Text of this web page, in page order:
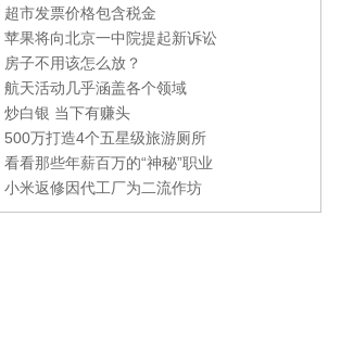
超市发票价格包含税金
苹果将向北京一中院提起新诉讼
房子不用该怎么放？
航天活动几乎涵盖各个领域
炒白银 当下有赚头
500万打造4个五星级旅游厕所
看看那些年薪百万的“神秘”职业
小米返修因代工厂为二流作坊